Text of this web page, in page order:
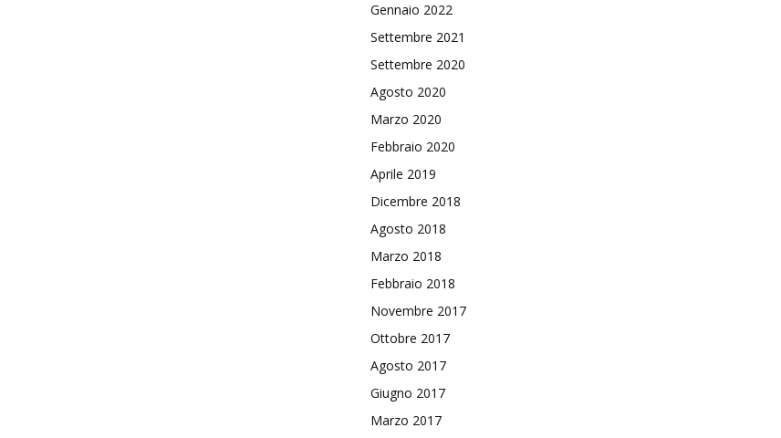
Gennaio 2022
Settembre 2021
Settembre 2020
Agosto 2020
Marzo 2020
Febbraio 2020
Aprile 2019
Dicembre 2018
Agosto 2018
Marzo 2018
Febbraio 2018
Novembre 2017
Ottobre 2017
Agosto 2017
Giugno 2017
Marzo 2017